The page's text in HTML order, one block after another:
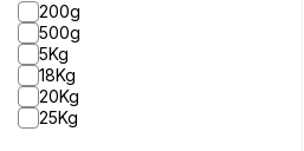
200g
500g
5Kg
18Kg
20Kg
25Kg